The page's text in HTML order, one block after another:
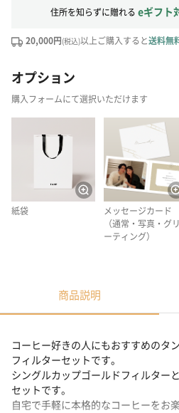
住所を知らずに贈れる eギフト
20,000円(税込)以上ご購入すると送料無
オプション
購入フォームにて選択いただけます
紙袋
メッセージカード
（通常・写真・グリ
ーティング）
商品説明
コーヒー好きの人にもおすすめのタ
フィルターセットです。
シングルカップゴールドフィルター
セットです。
自宅で手軽に本格的なコーヒーをお